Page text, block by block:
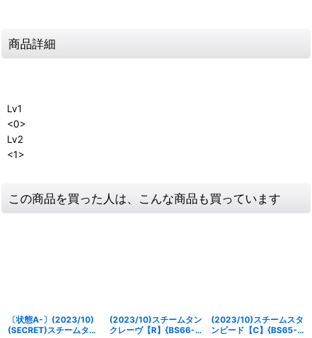
商品詳細
Lv1
<0>
Lv2
<1>
この商品を買った人は、こんな商品も買っています
〔状態A-〕(2023/10)
(SECRET)スチームタン
(2023/10)スチームタン
クレーヴ【R】{BS66-
(2023/10)スチームスタ
ンピード【C】{BS65-